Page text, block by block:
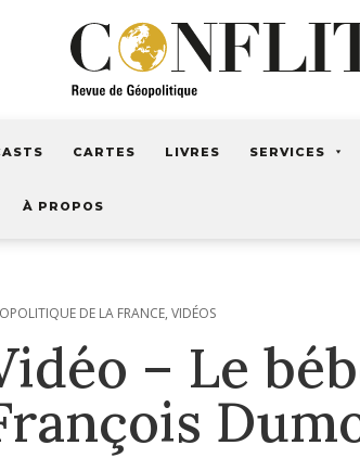
CARTES LIVRES SERVICES
À PROPOS
DE LA FRANCE,VIDÉOS
– Le